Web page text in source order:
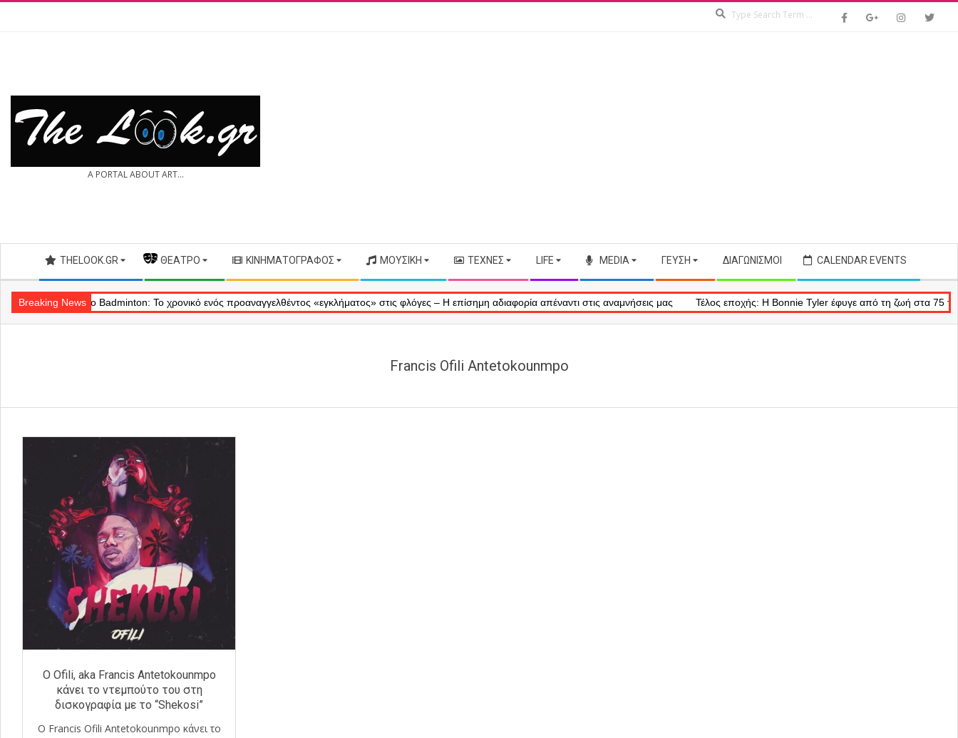
THE A PORTAL ABOUT ART...
Secondary
Navigation
Menu
THELOOK.GR — ΘΈΑΤΡΟ ΚΙΝΗΜΑΤΟΓΡΆΦΟΣ ΜΟΥΣΙΚΉ ΤΈΧΝΕΣ LIFE MEDIA ΓΕΎΣΗ ΔΙΑΓΩΝΙΣΜΟΊ CALENDAR EVENTS
Breaking News
Θέατρο Badminton: Το χρονικό ενός προαναγγελθέντος «εγκλήματος» στις φλόγες – Η επίσημη αδιαφορία απέναντι στις αναμνήσεις μας Τέλος εποχής: Η Bonnie Tyler έφυγε από τη ζωή στα 75 της
Francis Ofili Antetokounmpo
Ο Ofili, aka Francis Antetokounmpo
κάνει το ντεμπούτο του στη
δισκογραφία με το “Shekosi”
Ο Francis Ofili Antetokounmpo κάνει το